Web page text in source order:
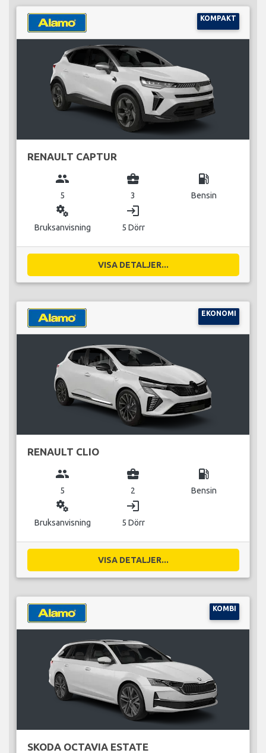
KOMPAKT
RENAULT CAPTUR
group
5
business_center
3
local_gas_station
Bensin
miscellaneous_services
Bruksanvisning
login
5 Dörr
VISA DETALJER...
EKONOMI
RENAULT CLIO
group
5
business_center
2
local_gas_station
Bensin
miscellaneous_services
Bruksanvisning
login
5 Dörr
VISA DETALJER...
KOMBI
SKODA OCTAVIA ESTATE